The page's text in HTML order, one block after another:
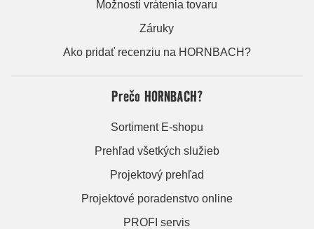
Možnosti vrátenia tovaru
Záruky
Ako pridať recenziu na HORNBACH?
Prečo HORNBACH?
Sortiment E-shopu
Prehľad všetkých služieb
Projektový prehľad
Projektové poradenstvo online
PROFI servis